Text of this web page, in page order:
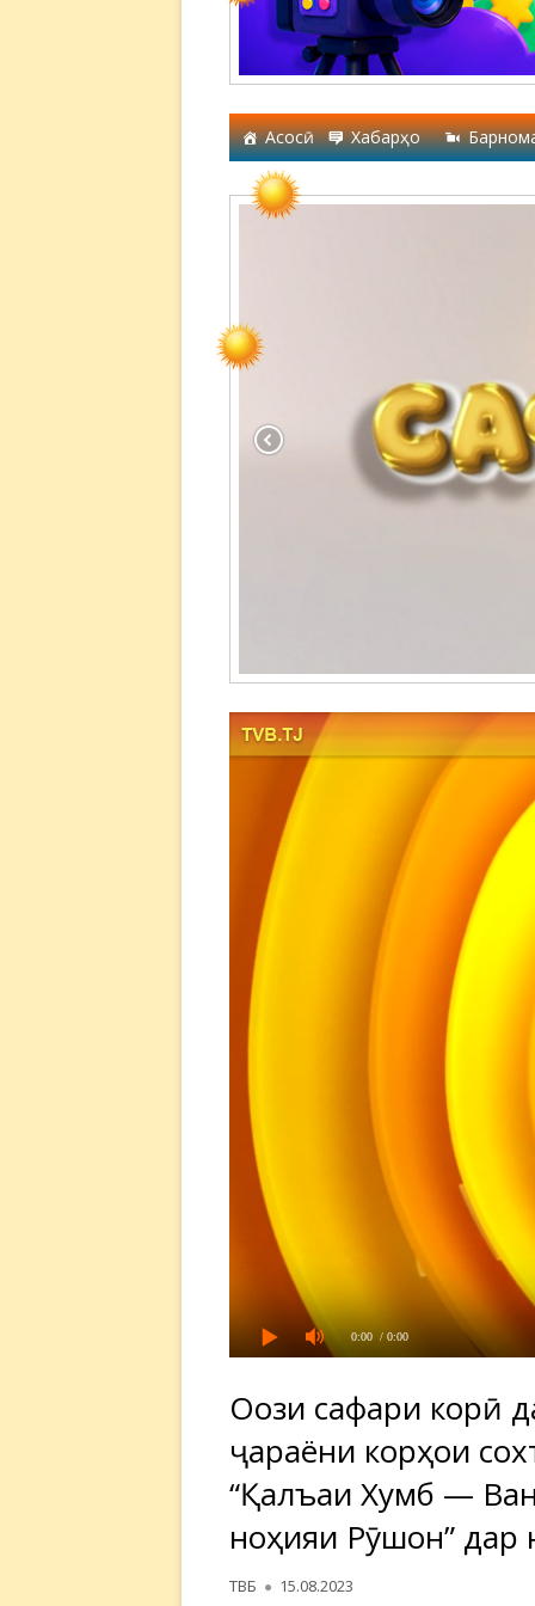
Асосӣ Хабарҳо
0:00 / 0:00
Оғози сафари корӣ
ҷараёни корҳои
“Қалъаи Хумб —
ноҳияи Рӯшон” дар
Автор
ТВБ Опубликовано
15.08.2023